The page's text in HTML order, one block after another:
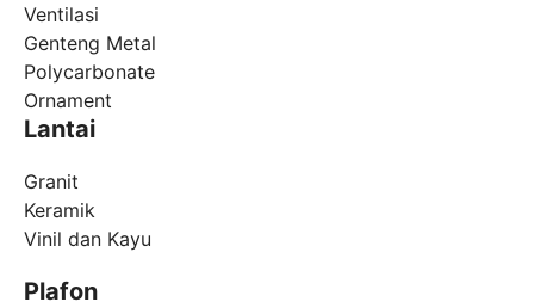
Ventilasi
Genteng Metal
Polycarbonate
Ornament
Lantai
Granit
Keramik
Vinil dan Kayu
Plafon